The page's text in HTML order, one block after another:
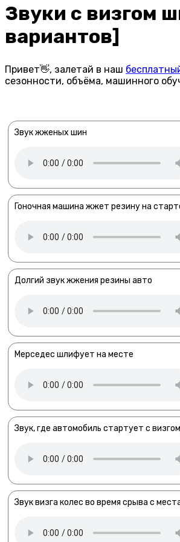
Звуки с визгом
вариантов]
Привет👋, залетай в наш
сезонности, объёма, машинного
Звук жженых шин
Гоночная машина жжет резину на
Долгий звук жжения резины авто
Мерседес шлифует на месте
Звук, где автомобиль стартует с
Звук визга колес во время срыва с